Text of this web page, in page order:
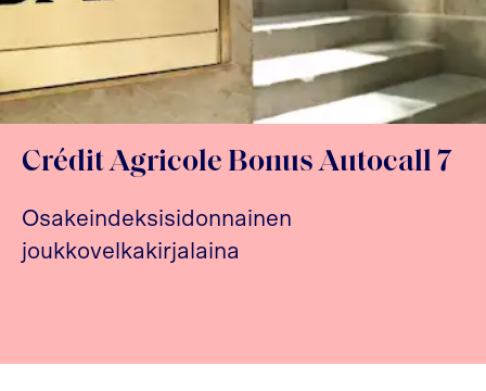
Crédit Agricole Bonus Autocall 7
Osakeindeksisidonnainen
joukkovelkakirjalaina